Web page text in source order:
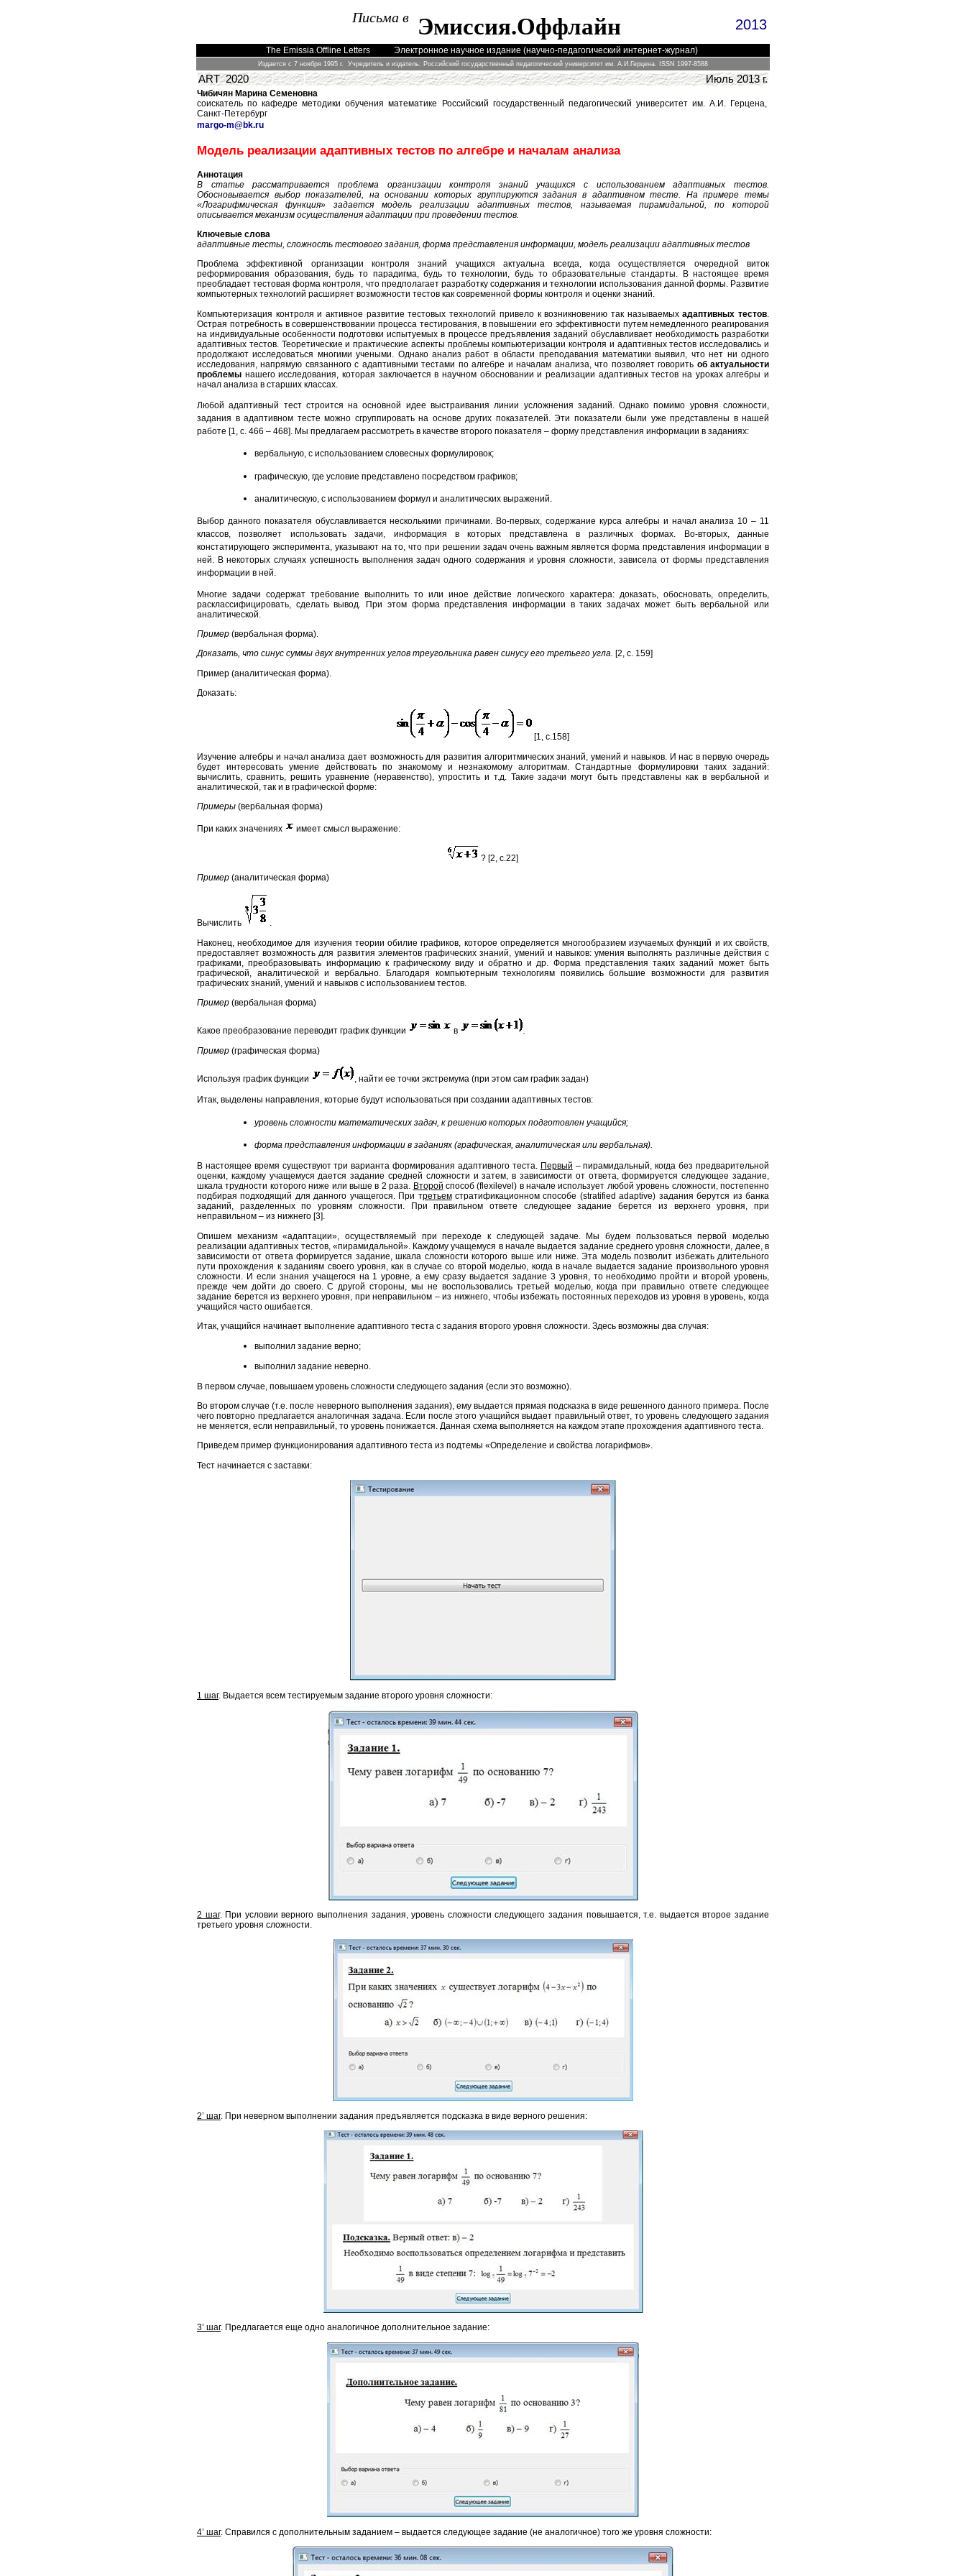
Письма в Эмиссия.Оффлайн 2013
The Emissia.Offline Letters Электронное научное издание (научно-педагогический интернет-журнал)
Издается с 7 ноября 1995 г. Учредитель и издатель: Российский государственный педагогический университет им. А.И.Герцена. ISSN 1997-8588
ART2020 Июль 2013 г.
Чибичян Марина Семеновна
соискатель по кафедре методики обучения математике Российский государственный педагогический университет им. А.И. Герцена,
Санкт-Петербург
margo-m@ bk.ru
Модель реализации адаптивных тестов по алгебре и началам анализа
Аннотация
В статье рассматривается проблема организации контроля знаний учащихся с использованием адаптивных тестов.
Обосновывается выбор показателей, на основании которых группируются задания в адаптивном тесте. На примере темы
«Логарифмическая функция» задается модель реализации адаптивных тестов, называемая пирамидальной, по которой
описывается механизм осуществления адаптации при проведении тестов.
Ключевые слова
адаптивные тесты, сложность тестового задания, форма представления информации, модель реализации адаптивных тестов
Проблема эффективной организации контроля знаний учащихся актуальна всегда, когда осуществляется очередной виток
реформирования образования, будь то парадигма, будь то технологии, будь то образовательные стандарты. В настоящее время
преобладает тестовая форма контроля, что предполагает разработку содержания и технологии использования данной формы. Развитие
компьютерных технологий расширяет возможности тестов как современной формы контроля и оценки знаний.
Компьютеризация контроля и активное развитие тестовых технологий привело к возникновению так называемыхадаптивных тестов
Острая потребность в совершенствовании процесса тестирования, в повышении его эффективности путем немедленного реагирования
на индивидуальные особенности подготовки испытуемых в процессе предъявления заданий обуславливает необходимость разработки
адаптивных тестов. Теоретические и практические аспекты проблемы компьютеризации контроля и адаптивных тестов исследовались и
продолжают исследоваться многими учеными. Однако анализ работ в области преподавания математики выявил, что нет ни одного
исследования, напрямую связанного с адаптивными тестами по алгебре и началам анализа, что позволяет говорить об актуальности
проблемы нашего исследования, которая заключается в научном обосновании и реализации адаптивных тестов на уроках алгебры и
начал анализа в старших классах.
Любой адаптивный тест строится на основной идее выстраивания линии усложнения заданий. Однако помимо уровня сложности,
задания в адаптивном тесте можно сгруппировать на основе других показателей. Эти показатели были уже представлены в нашей
работе [1, с. 466 – 468]. Мы предлагаем рассмотреть в качестве второго показателя – форму представления информации в заданиях:
вербальную, с использованием словесных формулировок;
графическую, где условие представлено посредством графиков;
аналитическую, с использованием формул и аналитических выражений.
Выбор данного показателя обуславливается несколькими причинами. Во-первых, содержание курса алгебры и начал анализа 10 – 11
классов, позволяет использовать задачи, информация в которых представлена в различных формах. Во-вторых, данные
констатирующего эксперимента, указывают на то, что при решении задач очень важным является форма представления информации в
ней. В некоторых случаях успешность выполнения задач одного содержания и уровня сложности, зависела от формы представления
информации в ней.
Многие задачи содержат требование выполнить то или иное действие логического характера: доказать, обосновать, определить,
расклассифицировать, сделать вывод
При этом форма представления информации в таких задачах может быть вербальной или
аналитической.
Пример (вербальная форма).
Доказать, что синус суммы двух внутренних углов треугольника равен синусу его третьего угла. [2, с. 159]
Пример (аналитическая форма).
Доказать:
[1, с.158]
Изучение алгебры и начал анализа дает возможность для развития алгоритмических знаний, умений и навыков. И нас в первую очередь
будет интересовать умение действовать по знакомому и незнакомому алгоритмам. Стандартные формулировки таких заданий:
вычислить, сравнить, решить уравнение (неравенство), упростить и т.д. Такие задачи могут быть представлены как в вербальной и
аналитической, так и в графической форме:
Примеры (вербальная форма)
При каких значениях имеет смысл выражение:
? [2, с.22]
Пример (аналитическая форма)
Вычислить
.
Наконец, необходимое для изучения теории обилие графиков, которое определяется многообразием изучаемых функций и их свойств,
предоставляет возможность для развития элементов графических знаний, умений и навыков: умения выполнять различные действия с
графиками, преобразовывать информацию к графическому виду и обратно и др. Форма представления таких заданий может быть
графической, аналитической и вербально. Благодаря компьютерным технологиям появились большие возможности для развития
графических знаний, умений и навыков с использованием тестов.
Пример (вербальная форма)
Какое преобразование переводит график функции в
.
Пример (графическая форма)
Используя график функции , найти ее точки экстремума (при этом сам график задан)
Итак, выделены направления, которые будут использоваться при создании адаптивных тестов:
уровень сложности математических задач, к решению которых подготовлен учащийся;
форма представления информации в заданиях (графическая, аналитическая или вербальная).
В настоящее время существуют три варианта формирования адаптивного теста. Первый – пирамидальный, когда без предварительной
оценки, каждому учащемуся дается задание средней сложности и затем, в зависимости от ответа, формируется следующее задание,
шкала трудности которого ниже или выше в 2 раза. Второй способ (flexilevel) в начале использует любой уровень сложности, постепенно
подбирая подходящий для данного учащегося. При третьемстратификационном способе (stratified adaptive) задания берутся из банка
заданий, разделенных по уровням сложности. При правильном ответе следующее задание берется из верхнего уровня, при
неправильном – из нижнего [3].
Опишем механизм «адаптации», осуществляемый при переходе к следующей задаче. Мы будем пользоваться первой моделью
реализации адаптивных тестов, «пирамидальной». Каждому учащемуся в начале выдается задание среднего уровня сложности, далее, в
зависимости от ответа формируется задание, шкала сложности которого выше или ниже. Эта модель позволит избежать длительного
пути прохождения к заданиям своего уровня, как в случае со второй моделью, когда в начале выдается задание произвольного уровня
сложности. И если знания учащегося на 1 уровне, а ему сразу выдается задание 3 уровня, то необходимо пройти и второй уровень,
прежде чем дойти до своего. С другой стороны, мы не воспользовались третьей моделью, когда при правильно ответе следующее
задание берется из верхнего уровня, при неправильном – из нижнего, чтобы избежать постоянных переходов из уровня в уровень, когда
учащийся часто ошибается.
Итак, учащийся начинает выполнение адаптивного теста с задания второго уровня сложности. Здесь возможны два случая:
выполнил задание верно;
выполнил задание неверно.
В первом случае, повышаем уровень сложности следующего задания (если это возможно).
Во втором случае (т.е. после неверного выполнения задания), ему выдается прямая подсказка в виде решенного данного примера. После
чего повторно предлагается аналогичная задача. Если после этого учащийся выдает правильный ответ, то уровень следующего задания
не меняется, если неправильный, то уровень понижается. Данная схема выполняется на каждом этапе прохождения адаптивного теста.
Приведем пример функционирования адаптивного теста из подтемы «Определение и свойства логарифмов».
Тест начинается с заставки:
1 шаг. Выдается всем тестируемым задание второго уровня сложности:
2 шаг. При условии верного выполнения задания, уровень сложности следующего задания повышается, т.е. выдается второе задание
третьего уровня сложности.
2’ шаг. При неверном выполнении задания предъявляется подсказка в виде верного решения:
3’ шаг. Предлагается еще одно аналогичное дополнительное задание:
4’ шаг. Справился с дополнительным заданием – выдается следующее задание (не аналогичное) того же уровня сложности: